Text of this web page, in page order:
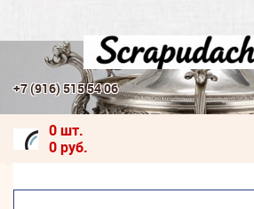
+7 (916) 515 54 06
0 шт.
0 руб.